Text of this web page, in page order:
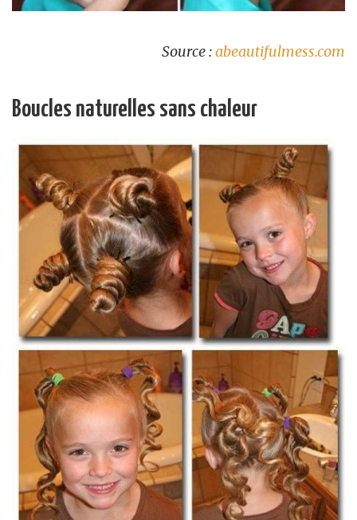
Source :abeautifulmess.com
Boucles naturelles sans chaleur